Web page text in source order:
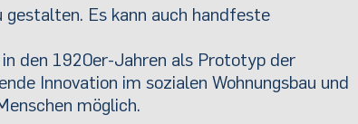
Es kann auch handfeste
in den 1920er-Jahren als Prototyp der
Innovation im sozialen Wohnungsbau und
möglich.